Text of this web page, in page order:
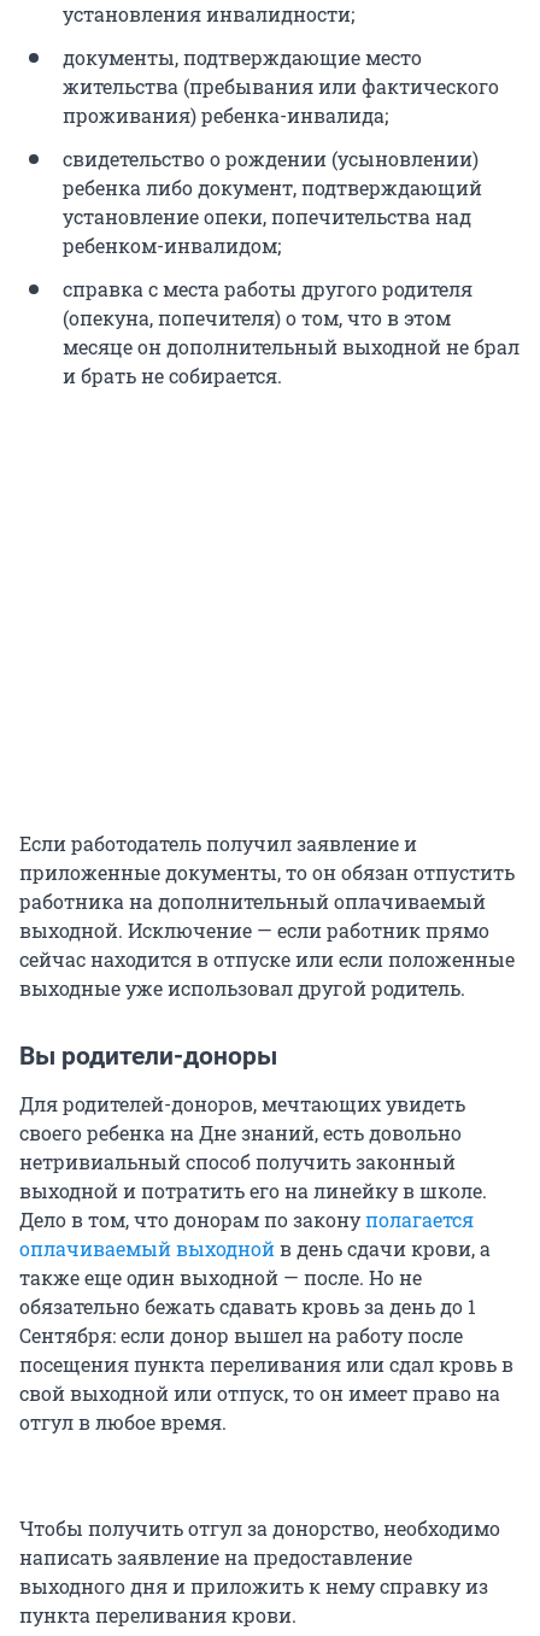
установления инвалидности;
документы, подтверждающие место
жительства (пребывания или фактического
проживания) ребенка-инвалида;
свидетельство о рождении (усыновлении)
ребенка либо документ, подтверждающий
установление опеки, попечительства над
ребенком-инвалидом;
справка с места работы другого родителя
(опекуна, попечителя) о том, что в этом
месяце он дополнительный выходной не брал
и брать не собирается.
Если работодатель получил заявление и
приложенные документы, то он обязан отпустить
работника на дополнительный оплачиваемый
выходной. Исключение — если работник прямо
сейчас находится в отпуске или если положенные
выходные уже использовал другой родитель.
Вы родители-доноры
Для родителей-доноров, мечтающих увидеть
своего ребенка на Дне знаний, есть довольно
нетривиальный способ получить законный
выходной и потратить его на линейку в школе.
Дело в том, что донорам по законуполагается
оплачиваемый выходнойв день сдачи крови, а
также еще один выходной — после. Но не
обязательно бежать сдавать кровь за день до 1
Сентября: если донор вышел на работу после
посещения пункта переливания или сдал кровь в
свой выходной или отпуск, то он имеет право на
отгул в любое время.
Чтобы получить отгул за донорство, необходимо
написать заявление на предоставление
выходного дня и приложить к нему справку из
пункта переливания крови.